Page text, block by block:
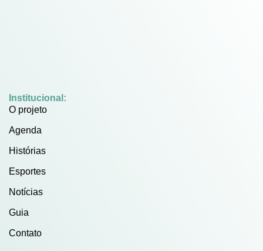
Institucional:
O projeto
Agenda
Histórias
Esportes
Notícias
Guia
Contato